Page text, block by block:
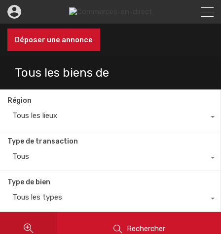
Déposer une annonce
Tous les biens de
Région
Tous les lieux
Type de transaction
Tous
Type de bien
Tous les types
Rechercher